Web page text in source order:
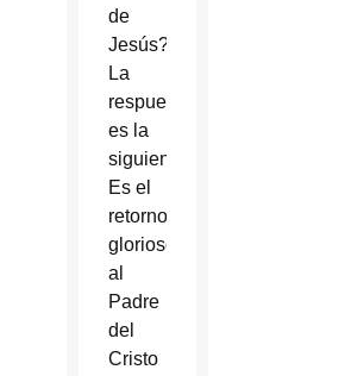
de
Jesús?
La
respuesta
es la
siguiente:
Es el
retorno
glorioso
al
Padre
del
Cristo